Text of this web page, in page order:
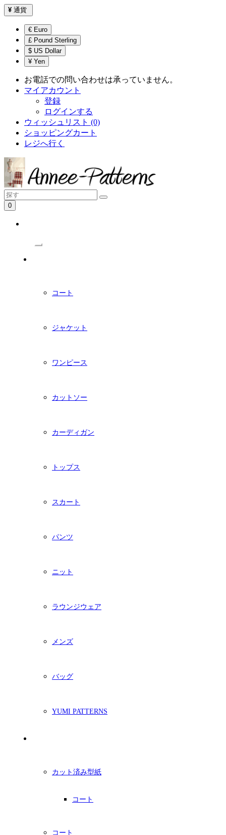
¥ 通貨
€ Euro
£ Pound Sterling
$ US Dollar
¥ Yen
お電話での問い合わせは承っていません。
マイアカウント
登録
ログインする
ウィッシュリスト (0)
ショッピングカート
レジへ行く
0
コート
ジャケット
ワンピース
カットソー
カーディガン
トップス
スカート
パンツ
ニット
ラウンジウェア
メンズ
バッグ
YUMI PATTERNS
カット済み型紙
コート
コート